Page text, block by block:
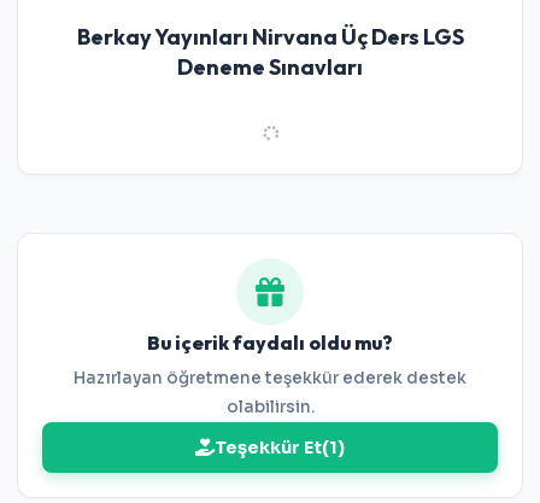
Berkay Yayınları Nirvana Üç Ders LGS
Deneme Sınavları
Bu içerik faydalı oldu mu?
Hazırlayan öğretmene teşekkür ederek destek
olabilirsin.
Teşekkür Et(1)